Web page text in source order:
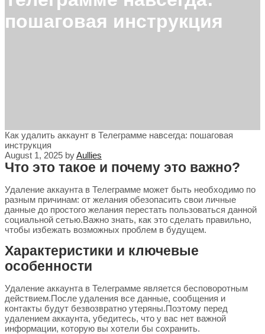
пошаговая инструкция
Как удалить аккаунт в Телеграмме навсегда: пошаговая
инструкция
August 1, 2025 byAullies
Что это такое и почему это важно?
Удаление аккаунта в Телеграмме может быть необходимо по
разным причинам: от желания обезопасить свои личные
данные до простого желания перестать пользоваться данной
социальной сетью.Важно знать, как это сделать правильно,
чтобы избежать возможных проблем в будущем.
Характеристики и ключевые
особенности
Удаление аккаунта в Телеграмме является бесповоротным
действием.После удаления все данные, сообщения и
контакты будут безвозвратно утеряны.Поэтому перед
удалением аккаунта, убедитесь, что у вас нет важной
информации, которую вы хотели бы сохранить.